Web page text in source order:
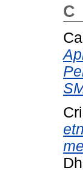
C